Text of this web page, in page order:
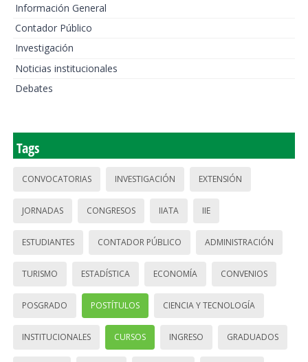
Información General
Contador Público
Investigación
Noticias institucionales
Debates
Tags
CONVOCATORIAS INVESTIGACIÓN EXTENSIÓN
JORNADAS CONGRESOS IIATA IIE
ESTUDIANTES CONTADOR PÚBLICO ADMINISTRACIÓN
TURISMO ESTADÍSTICA ECONOMÍA CONVENIOS
POSGRADO POSTÍTULOS CIENCIA Y TECNOLOGÍA
INSTITUCIONALES CURSOS INGRESO GRADUADOS